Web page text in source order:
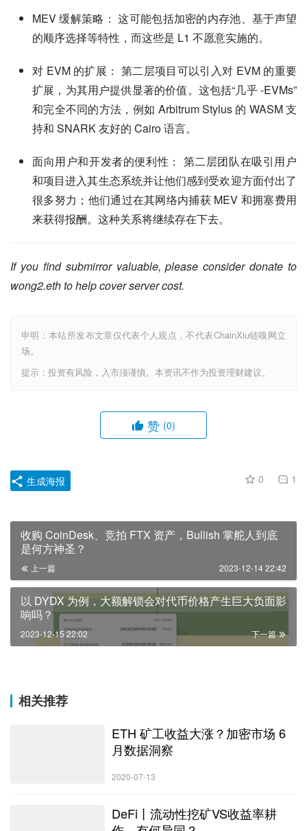
MEV 缓解策略： 这可能包括加密的内存池、基于声望
的顺序选择等特性，而这些是 L1 不愿意实施的。
对 EVM 的扩展： 第二层项目可以引入对 EVM 的重要
扩展，为其用户提供显著的价值。这包括“几乎 -EVMs”
和完全不同的方法，例如 Arbitrum Stylus 的 WASM 支
持和 SNARK 友好的 Cairo 语言。
面向用户和开发者的便利性： 第二层团队在吸引用户
和项目进入其生态系统并让他们感到受欢迎方面付出了
很多努力；他们通过在其网络内捕获 MEV 和拥塞费用
来获得报酬。这种关系将继续存在下去。
If you find submirror valuable, please consider donate to
wong2.eth to help cover server cost.
申明：本站所发布文章仅代表个人观点，不代表ChainXiu链嗅网立
场。
提示：投资有风险，入市须谨慎。本资讯不作为投资理财建议。
赞 (0)
0 1
生成海报
收购 CoinDesk、竞拍 FTX 资产，Bullish 掌舵人到底
是何方神圣？
上一篇 2023-12-14 22:42
以 DYDX 为例，大额解锁会对代币价格产生巨大负面影
响吗？
下一篇
2023-12-15 22:02
相关推荐
ETH 矿工收益大涨？加密市场 6
月数据洞察
2020-07-13
DeFi丨流动性挖矿VS收益率耕